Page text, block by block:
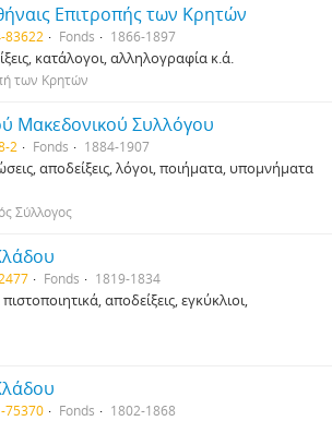
Επιτροπής των Κρητών
83622 Fonds 1866-1897
κατάλογοι, αλληλογραφία κ.ά.
των Κρητών
Μακεδονικού Συλλόγου
2 Fonds 1884-1907
αποδείξεις, λόγοι, ποιήματα, υπομνήματα
Σύλλογος
Fonds 1819-1834
αποδείξεις, εγκύκλιοι,
75370 Fonds 1802-1868